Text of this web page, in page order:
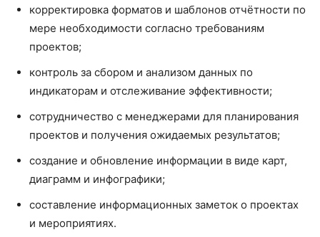
корректировка форматов и шаблонов отчётности по
мере необходимости согласно требованиям
проектов;
контроль за сбором и анализом данных по
индикаторам и отслеживание эффективности;
сотрудничество с менеджерами для планирования
проектов и получения ожидаемых результатов;
создание и обновление информации в виде карт,
диаграмм и инфографики;
составление информационных заметок о проектах
и мероприятиях.